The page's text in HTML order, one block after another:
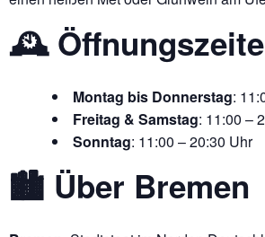
🕰
Montag bis Donnerstag:
Freitag & Samstag: 11:00 –
Sonntag: 11:00 – 20:30 Uhr
🏙️ Über Bremen